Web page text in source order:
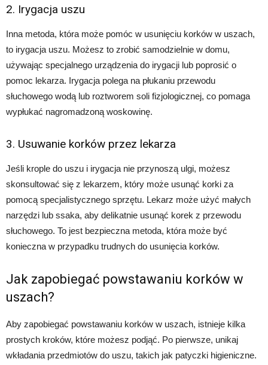
2. Irygacja uszu
Inna metoda, która może pomóc w usunięciu korków w uszach,
to irygacja uszu. Możesz to zrobić samodzielnie w domu,
używając specjalnego urządzenia do irygacji lub poprosić o
pomoc lekarza. Irygacja polega na płukaniu przewodu
słuchowego wodą lub roztworem soli fizjologicznej, co pomaga
wypłukać nagromadzoną woskowinę.
3. Usuwanie korków przez lekarza
Jeśli krople do uszu i irygacja nie przynoszą ulgi, możesz
skonsultować się z lekarzem, który może usunąć korki za
pomocą specjalistycznego sprzętu. Lekarz może użyć małych
narzędzi lub ssaka, aby delikatnie usunąć korek z przewodu
słuchowego. To jest bezpieczna metoda, która może być
konieczna w przypadku trudnych do usunięcia korków.
Jak zapobiegać powstawaniu korków w
uszach?
Aby zapobiegać powstawaniu korków w uszach, istnieje kilka
prostych kroków, które możesz podjąć. Po pierwsze, unikaj
wkładania przedmiotów do uszu, takich jak patyczki higieniczne.